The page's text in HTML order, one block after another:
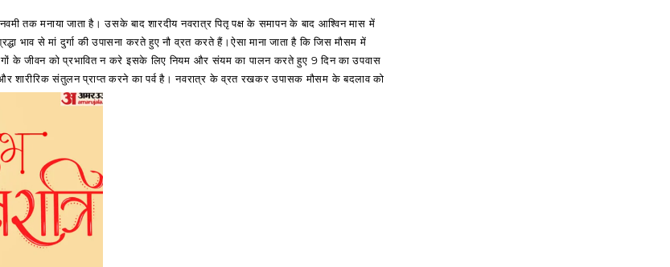
तक मनाया जाता है। उसके बाद शारदीय नवरात्र पितृ पक्ष के समापन के बाद आश्विन मास में
भाव से मां दुर्गा की उपासना करते हुए नौ व्रत करते हैं।ऐसा माना जाता है कि जिस मौसम में
के जीवन को प्रभावित न करे इस‍के लिए नियम और संयम का पालन करते हुए 9 दिन का उपवास
शारीरिक संतुलन प्राप्‍त करने का पर्व है। नवरात्र के व्रत रखकर उपासक मौसम के बदलाव को